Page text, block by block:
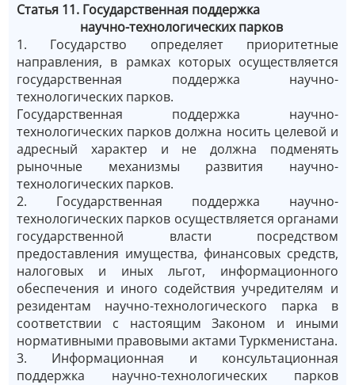
Статья 11. Государственная поддержка
научно-технологических парков
1. Государство определяет приоритетные
направления, в рамках которых осуществляется
государственная поддержка научно-
технологических парков.
Государственная поддержка научно-
технологических парков должна носить целевой и
адресный характер и не должна подменять
рыночные механизмы развития научно-
технологических парков.
2. Государственная поддержка научно-
технологических парков осуществляется органами
государственной власти посредством
предоставления имущества, финансовых средств,
налоговых и иных льгот, информационного
обеспечения и иного содействия учредителям и
резидентам научно-технологического парка в
соответствии с настоящим Законом и иными
нормативными правовыми актами Туркменистана.
3. Информационная и консультационная
поддержка научно-технологических парков